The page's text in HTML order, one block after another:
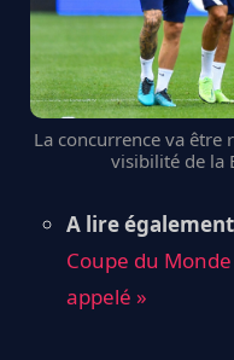
La concurrence va être
visibilité de la
A lire
Coupe du Monde
appelé »